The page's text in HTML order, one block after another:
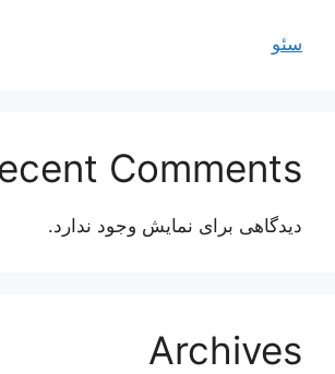
سئو
Comments
دیدگاهی برای نمایش وجود ندارد.
Archives